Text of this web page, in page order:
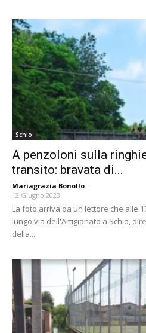
Schio
A penzoloni sulla
transito: bravata di...
Mariagrazia Bonollo -
12 Giugno 2023
La foto arriva da un lettore che alle
lungo via dell'Artigianato a Schio,
della...